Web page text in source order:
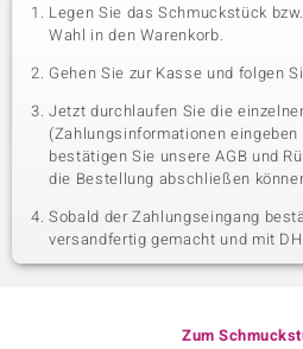
Legen Sie das Schmuckstück
Wahl in den Warenkorb.
Gehen Sie zur Kasse und folgen
Jetzt durchlaufen Sie die
(Zahlungsinformationen
bestätigen Sie unsere AGB und
die Bestellung abschließen
Sobald der Zahlungseingang
versandfertig gemacht und mit
Zum